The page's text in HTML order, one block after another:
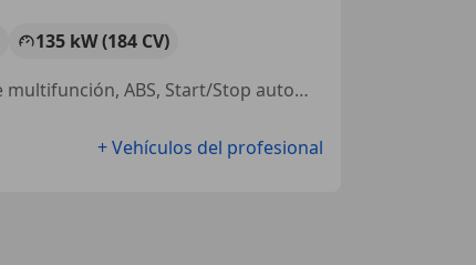
135 kW (184 CV)
Airbags laterales, Garantia, Faros de xenon, Cierre centralizado, Volante multifunción, ABS, Start/Stop automático, Ordenador
+ Vehículos del profesional